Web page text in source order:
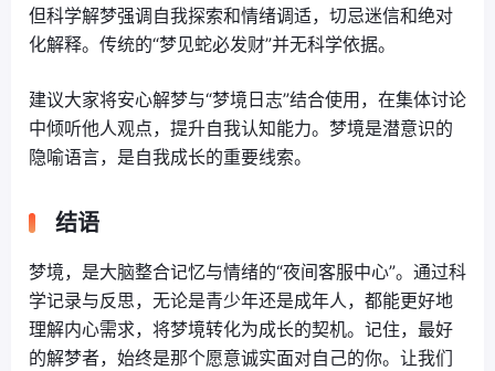
但科学解梦强调自我探索和情绪调适，切忌迷信和绝对
化解释。传统的“梦见蛇必发财”并无科学依据。
建议大家将安心解梦与“梦境日志”结合使用，在集体讨论
中倾听他人观点，提升自我认知能力。梦境是潜意识的
隐喻语言，是自我成长的重要线索。
结语
梦境，是大脑整合记忆与情绪的“夜间客服中心”。通过科
学记录与反思，无论是青少年还是成年人，都能更好地
理解内心需求，将梦境转化为成长的契机。记住，最好
的解梦者，始终是那个愿意诚实面对自己的你。让我们